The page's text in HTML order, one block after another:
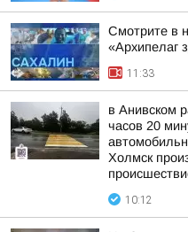
Смотрите в
«Архипелаг
11:33
в Анивском
часов 20
Холмск
10:12